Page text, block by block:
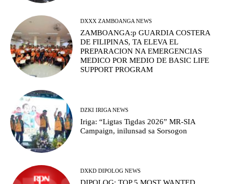
DXXX ZAMBOANGA NEWS
ZAMBOANGA:p GUARDIA COSTERA
DE FILIPINAS, TA ELEVA EL
PREPARACION NA EMERGENCIAS
MEDICO POR MEDIO DE BASIC LIFE
SUPPORT PROGRAM
DZKI IRIGA NEWS
Iriga: “Ligtas Tigdas 2026” MR-SIA
Campaign, inilunsad sa Sorsogon
DXKD DIPOLOG NEWS